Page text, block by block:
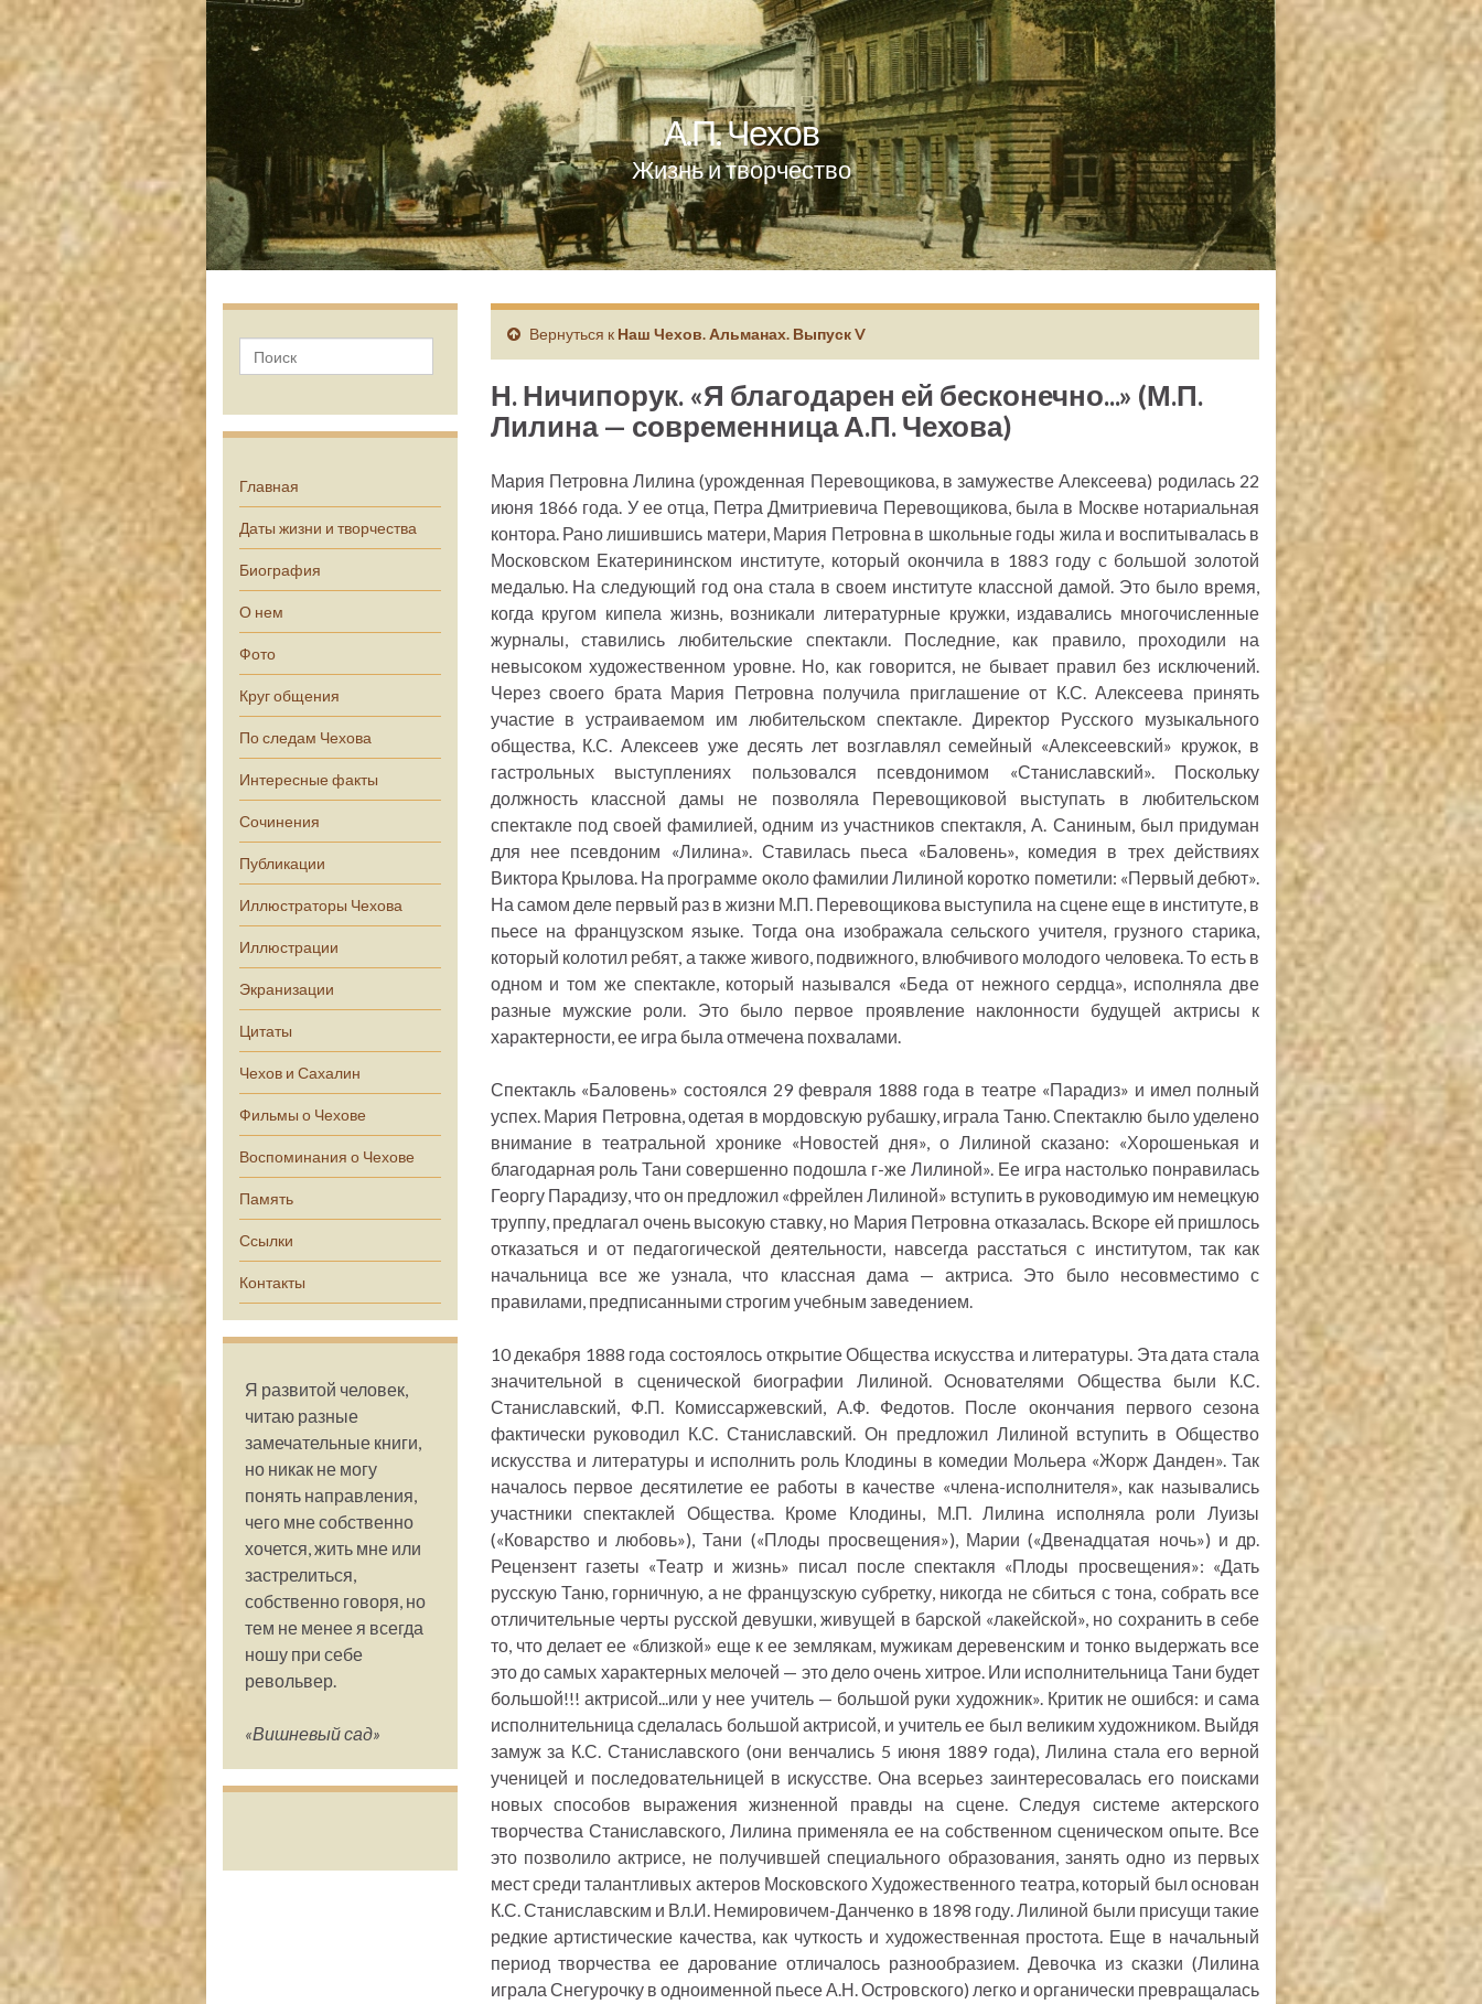
А.П. Чехов
Жизнь и творчество
Главная
Даты жизни и творчества
Биография
О нем
Фото
Круг общения
По следам Чехова
Интересные факты
Сочинения
Публикации
Иллюстраторы Чехова
Иллюстрации
Экранизации
Цитаты
Чехов и Сахалин
Фильмы о Чехове
Воспоминания о Чехове
Память
Ссылки
Контакты
Я развитой человек,
читаю разные
замечательные книги,
но никак не могу
понять направления,
чего мне собственно
хочется, жить мне или
застрелиться,
собственно говоря, но
тем не менее я всегда
ношу при себе
револьвер.
«Вишневый сад»
Вернуться к Наш Чехов. Альманах. Выпуск V
Н. Ничипорук. «Я благодарен ей бесконечно...» (М.П.
Лилина — современница А.П. Чехова)
Мария Петровна Лилина (урожденная Перевощикова, в замужестве Алексеева) родилась 22
июня 1866 года. У ее отца, Петра Дмитриевича Перевощикова, была в Москве нотариальная
контора. Рано лишившись матери, Мария Петровна в школьные годы жила и воспитывалась в
Московском Екатерининском институте, который окончила в 1883 году с большой золотой
медалью. На следующий год она стала в своем институте классной дамой. Это было время,
когда кругом кипела жизнь, возникали литературные кружки, издавались многочисленные
журналы, ставились любительские спектакли. Последние, как правило, проходили на
невысоком художественном уровне. Но, как говорится, не бывает правил без исключений.
Через своего брата Мария Петровна получила приглашение от К.С. Алексеева принять
участие в устраиваемом им любительском спектакле. Директор Русского музыкального
общества, К.С. Алексеев уже десять лет возглавлял семейный «Алексеевский» кружок, в
гастрольных выступлениях пользовался псевдонимом «Станиславский». Поскольку
должность классной дамы не позволяла Перевощиковой выступать в любительском
спектакле под своей фамилией, одним из участников спектакля, А. Саниным, был придуман
для нее псевдоним «Лилина». Ставилась пьеса «Баловень», комедия в трех действиях
Виктора Крылова. На программе около фамилии Лилиной коротко пометили: «Первый дебют».
На самом деле первый раз в жизни М.П. Перевощикова выступила на сцене еще в институте, в
пьесе на французском языке. Тогда она изображала сельского учителя, грузного старика,
который колотил ребят, а также живого, подвижного, влюбчивого молодого человека. То есть в
одном и том же спектакле, который назывался «Беда от нежного сердца», исполняла две
разные мужские роли. Это было первое проявление наклонности будущей актрисы к
характерности, ее игра была отмечена похвалами.
Спектакль «Баловень» состоялся 29 февраля 1888 года в театре «Парадиз» и имел полный
успех. Мария Петровна, одетая в мордовскую рубашку, играла Таню. Спектаклю было уделено
внимание в театральной хронике «Новостей дня», о Лилиной сказано: «Хорошенькая и
благодарная роль Тани совершенно подошла г-же Лилиной». Ее игра настолько понравилась
Георгу Парадизу, что он предложил «фрейлен Лилиной» вступить в руководимую им немецкую
труппу, предлагал очень высокую ставку, но Мария Петровна отказалась. Вскоре ей пришлось
отказаться и от педагогической деятельности, навсегда расстаться с институтом, так как
начальница все же узнала, что классная дама — актриса. Это было несовместимо с
правилами, предписанными строгим учебным заведением.
10 декабря 1888 года состоялось открытие Общества искусства и литературы. Эта дата стала
значительной в сценической биографии Лилиной. Основателями Общества были К.С.
Станиславский, Ф.П. Комиссаржевский, А.Ф. Федотов. После окончания первого сезона
фактически руководил К.С. Станиславский. Он предложил Лилиной вступить в Общество
искусства и литературы и исполнить роль Клодины в комедии Мольера «Жорж Данден». Так
началось первое десятилетие ее работы в качестве «члена-исполнителя», как назывались
участники спектаклей Общества. Кроме Клодины, М.П. Лилина исполняла роли Луизы
(«Коварство и любовь»), Тани («Плоды просвещения»), Марии («Двенадцатая ночь») и др.
Рецензент газеты «Театр и жизнь» писал после спектакля «Плоды просвещения»: «Дать
русскую Таню, горничную, а не французскую субретку, никогда не сбиться с тона, собрать все
отличительные черты русской девушки, живущей в барской «лакейской», но сохранить в себе
то, что делает ее «близкой» еще к ее землякам, мужикам деревенским и тонко выдержать все
это до самых характерных мелочей — это дело очень хитрое. Или исполнительница Тани будет
большой!!! актрисой...или у нее учитель — большой руки художник». Критик не ошибся: и сама
исполнительница сделалась большой актрисой, и учитель ее был великим художником. Выйдя
замуж за К.С. Станиславского (они венчались 5 июня 1889 года), Лилина стала его верной
ученицей и последовательницей в искусстве. Она всерьез заинтересовалась его поисками
новых способов выражения жизненной правды на сцене. Следуя системе актерского
творчества Станиславского, Лилина применяла ее на собственном сценическом опыте. Все
это позволило актрисе, не получившей специального образования, занять одно из первых
мест среди талантливых актеров Московского Художественного театра, который был основан
К.С. Станиславским и Вл.И. Немировичем-Данченко в 1898 году. Лилиной были присущи такие
редкие артистические качества, как чуткость и художественная простота. Еще в начальный
период творчества ее дарование отличалось разнообразием. Девочка из сказки (Лилина
играла Снегурочку в одноименной пьесе А.Н. Островского) легко и органически превращалась